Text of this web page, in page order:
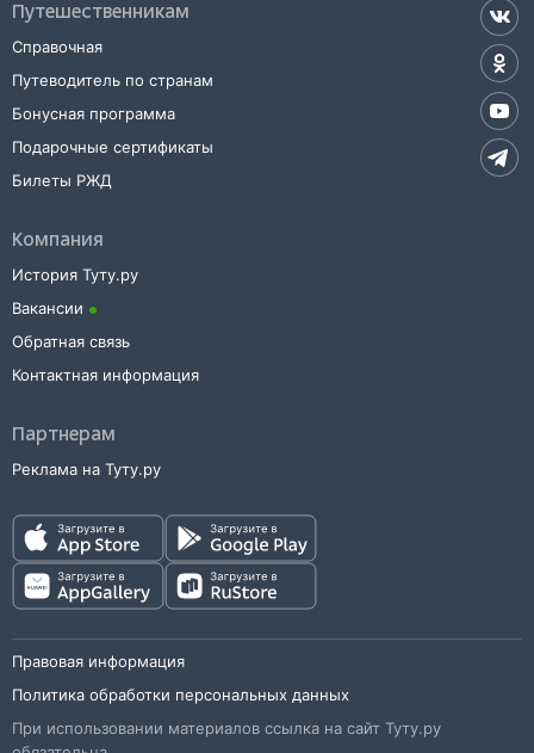
Путешественникам
Справочная
Путеводитель по странам
Бонусная программа
Подарочные сертификаты
Билеты РЖД
Компания
История Туту.ру
Вакансии
Обратная связь
Контактная информация
Партнерам
Реклама на Туту.ру
Правовая информация
Политика обработки персональных данных
При использовании материалов ссылка на сайт Туту.ру